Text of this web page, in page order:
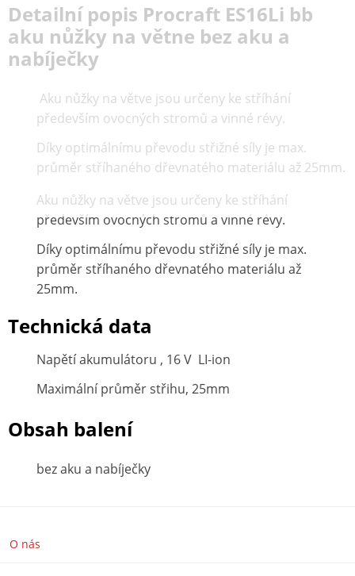
Detailní popis Procraft ES16Li bb
aku nůžky na větne bez aku a
nabíječky
Aku nůžky na větve jsou určeny ke stříhání
především ovocných stromů a vinné révy.
Díky optimálnímu převodu střižné síly je max.
průměr stříhaného dřevnatého materiálu až 25mm.
Aku nůžky na větve jsou určeny ke stříhání
především ovocných stromů a vinné révy.
Díky optimálnímu převodu střižné síly je max.
průměr stříhaného dřevnatého materiálu až
25mm.
Technická data
Napětí akumulátoru , 16 V LI-ion
Maximální průměr střihu, 25mm
Obsah balení
bez aku a nabíječky
O nás